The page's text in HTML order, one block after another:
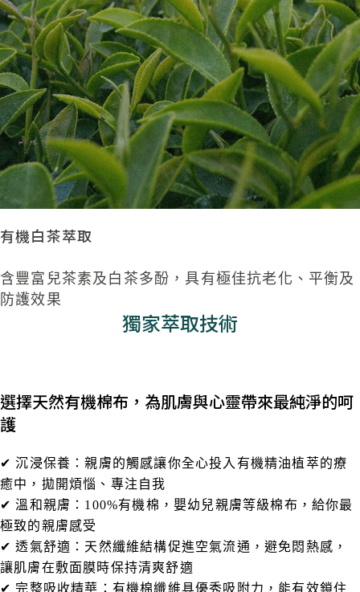
有機白茶萃取
含豐富兒茶素及白茶多酚，具有極佳抗老化、平衡及
防護效果
獨家萃取技術
選擇天然有機棉布，為肌膚與心靈帶來最純淨的呵
護
✔ 沉浸保養：親膚的觸感讓你全心投入有機精油植萃的療
癒中，拋開煩惱、專注自我
✔ 溫和親膚：100%有機棉，嬰幼兒親膚等級棉布，給你最
極致的親膚感受
✔ 透氣舒適：天然纖維結構促進空氣流通，避免悶熱感，
讓肌膚在敷面膜時保持清爽舒適
✔ 完整吸收精華：有機棉纖維具優秀吸附力，能有效鎖住